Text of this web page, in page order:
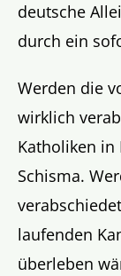
deutsche
durch ein
Werden die
wirklich
Katholiken in
Schisma.
laufenden
überleben